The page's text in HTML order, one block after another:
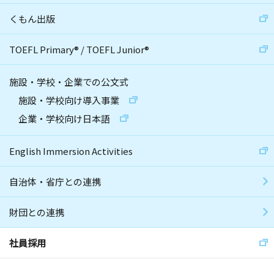
くもん出版
TOEFL Primary® /TOEFL Junior®
施設・学校・企業での公文式
施設・学校向け導入事業
企業・学校向け日本語
English Immersion Activities
自治体・省庁との連携
財団との連携
社員採用